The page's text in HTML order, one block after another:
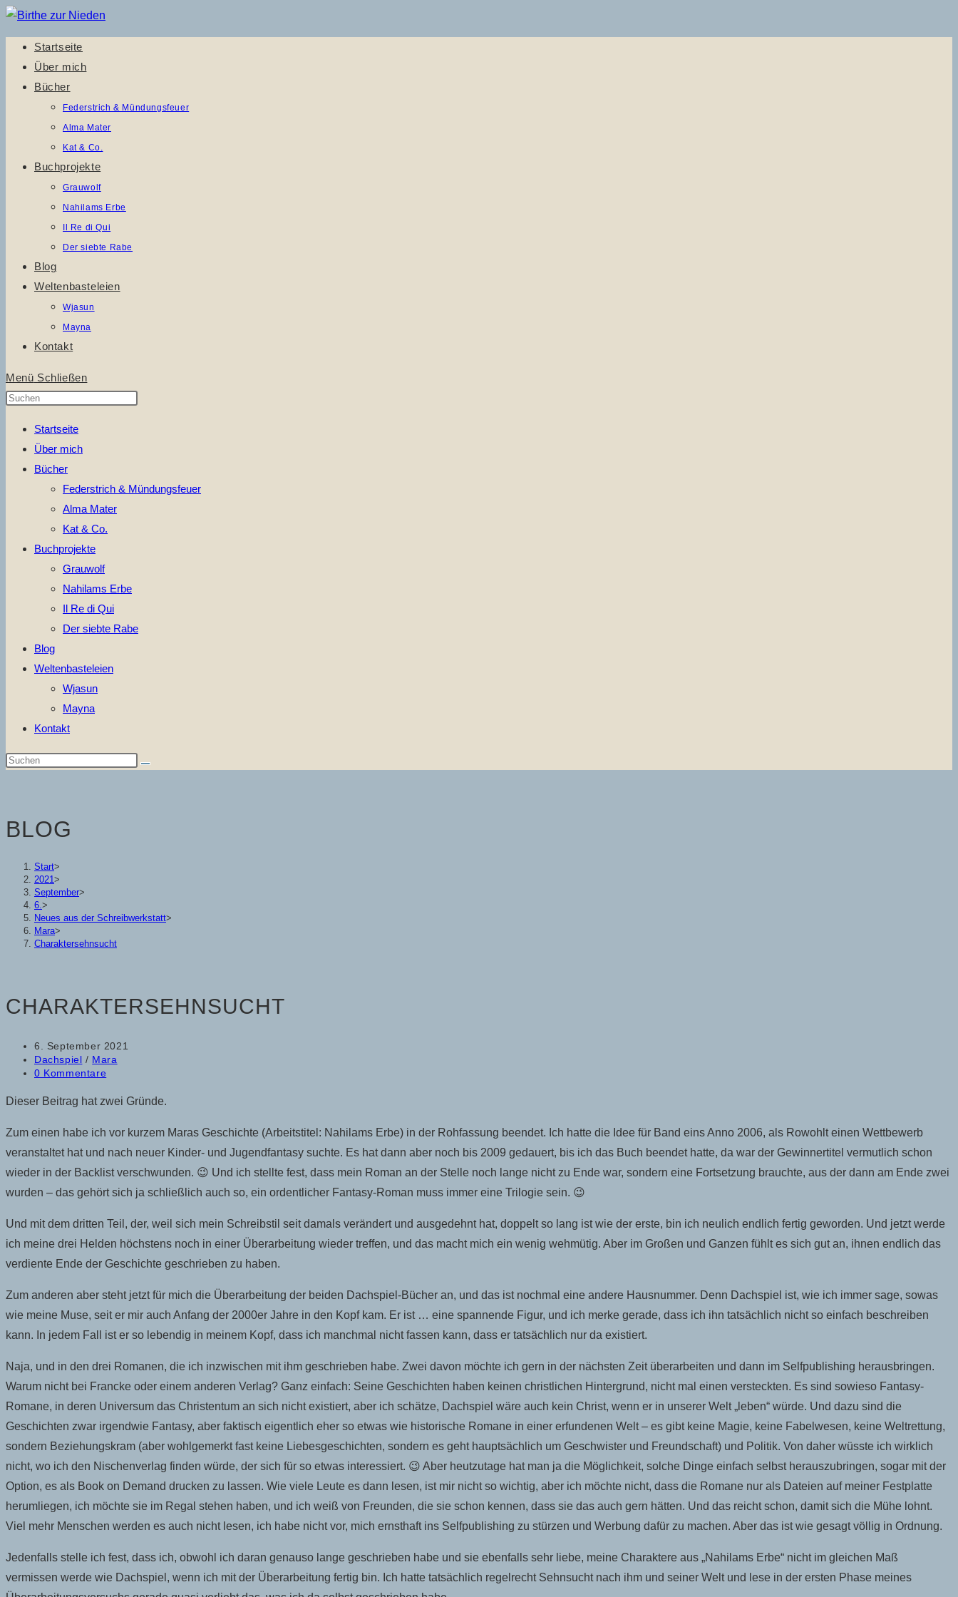
Zum
Inhalt
springen
Startseite
Über mich
Bücher
Federstrich & Mündungsfeuer
Alma Mater
Kat & Co.
Buchprojekte
Grauwolf
Nahilams Erbe
Il Re di Qui
Der siebte Rabe
Blog
Weltenbasteleien
Wjasun
Mayna
Kontakt
Menü Schließen
search
Startseite
Über mich
Bücher
Federstrich & Mündungsfeuer
Alma Mater
Kat & Co.
Buchprojekte
Grauwolf
Nahilams Erbe
Il Re di Qui
Der siebte Rabe
Blog
Weltenbasteleien
Wjasun
Mayna
Kontakt
Diese
BLOG
Start>
2021 >
September>
6. >
Neues aus der Schreibwerkstatt>
Mara>
Charaktersehnsucht
CHARAKTERSEHNSUCHT
Beitrag
veröffentlicht:
6. September 2021
Beitrags-
Kategorie:
Dachspiel / Mara
Beitrags-
0 Kommentare
Dieser Beitrag hat zwei Gründe.
Zum einen habe ich vor kurzem Maras Geschichte (Arbeitstitel: Nahilams Erbe) in der Rohfassung beendet. Ich hatte die Idee für Band eins Anno 2006, als Rowohlt einen Wettbewerb
veranstaltet hat und nach neuer Kinder- und Jugendfantasy suchte. Es hat dann aber noch bis 2009 gedauert, bis ich das Buch beendet hatte, da war der Gewinnertitel vermutlich schon
wieder in der Backlist verschwunden. 😉 Und ich stellte fest, dass mein Roman an der Stelle noch lange nicht zu Ende war, sondern eine Fortsetzung brauchte, aus der dann am Ende zwei
wurden – das gehört sich ja schließlich auch so, ein ordentlicher Fantasy-Roman muss immer eine Trilogie sein. 😉
Und mit dem dritten Teil, der, weil sich mein Schreibstil seit damals verändert und ausgedehnt hat, doppelt so lang ist wie der erste, bin ich neulich endlich fertig geworden. Und jetzt werde
ich meine drei Helden höchstens noch in einer Überarbeitung wieder treffen, und das macht mich ein wenig wehmütig. Aber im Großen und Ganzen fühlt es sich gut an, ihnen endlich das
verdiente Ende der Geschichte geschrieben zu haben.
Zum anderen aber steht jetzt für mich die Überarbeitung der beiden Dachspiel-Bücher an, und das ist nochmal eine andere Hausnummer. Denn Dachspiel ist, wie ich immer sage, sowas
wie meine Muse, seit er mir auch Anfang der 2000er Jahre in den Kopf kam. Er ist … eine spannende Figur, und ich merke gerade, dass ich ihn tatsächlich nicht so einfach beschreiben
kann. In jedem Fall ist er so lebendig in meinem Kopf, dass ich manchmal nicht fassen kann, dass er tatsächlich nur da existiert.
Naja, und in den drei Romanen, die ich inzwischen mit ihm geschrieben habe. Zwei davon möchte ich gern in der nächsten Zeit überarbeiten und dann im Selfpublishing herausbringen.
Warum nicht bei Francke oder einem anderen Verlag? Ganz einfach: Seine Geschichten haben keinen christlichen Hintergrund, nicht mal einen versteckten. Es sind sowieso Fantasy-
Romane, in deren Universum das Christentum an sich nicht existiert, aber ich schätze, Dachspiel wäre auch kein Christ, wenn er in unserer Welt „leben“ würde. Und dazu sind die
Geschichten zwar irgendwie Fantasy, aber faktisch eigentlich eher so etwas wie historische Romane in einer erfundenen Welt – es gibt keine Magie, keine Fabelwesen, keine Weltrettung,
sondern Beziehungskram (aber wohlgemerkt fast keine Liebesgeschichten, sondern es geht hauptsächlich um Geschwister und Freundschaft) und Politik. Von daher wüsste ich wirklich
nicht, wo ich den Nischenverlag finden würde, der sich für so etwas interessiert. 😉 Aber heutzutage hat man ja die Möglichkeit, solche Dinge einfach selbst herauszubringen, sogar mit der
Option, es als Book on Demand drucken zu lassen. Wie viele Leute es dann lesen, ist mir nicht so wichtig, aber ich möchte nicht, dass die Romane nur als Dateien auf meiner Festplatte
herumliegen, ich möchte sie im Regal stehen haben, und ich weiß von Freunden, die sie schon kennen, dass sie das auch gern hätten. Und das reicht schon, damit sich die Mühe lohnt.
Viel mehr Menschen werden es auch nicht lesen, ich habe nicht vor, mich ernsthaft ins Selfpublishing zu stürzen und Werbung dafür zu machen. Aber das ist wie gesagt völlig in Ordnung.
Jedenfalls stelle ich fest, dass ich, obwohl ich daran genauso lange geschrieben habe und sie ebenfalls sehr liebe, meine Charaktere aus „Nahilams Erbe“ nicht im gleichen Maß
vermissen werde wie Dachspiel, wenn ich mit der Überarbeitung fertig bin. Ich hatte tatsächlich regelrecht Sehnsucht nach ihm und seiner Welt und lese in der ersten Phase meines